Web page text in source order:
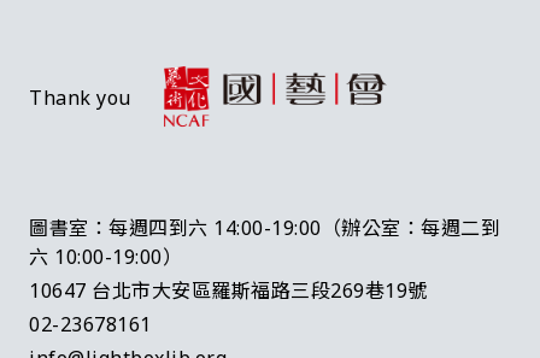
Thank you
圖書室：每週四到六 14:00-19:00（辦公室：每週二到
六 10:00-19:00）
10647 台北市大安區羅斯福路三段269巷19號
02-23678161